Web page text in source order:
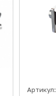
Артикул: